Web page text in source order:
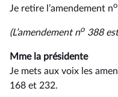
Je retire l’amendement no
(L’amendement no 388
Mme la présidente
Je mets aux voix les
168 et 232.